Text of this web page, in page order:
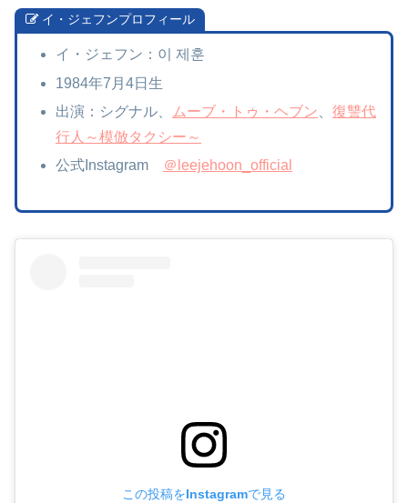
イ・ジェフンプロフィール
イ・ジェフン：이 제훈
1984年7月4日生
出演：シグナル、
ムーブ・トゥ・ヘブン
復讐代
行人～模倣タクシー～
公式Instagram
＠leejehoon_official
この投稿をInstagramで見る